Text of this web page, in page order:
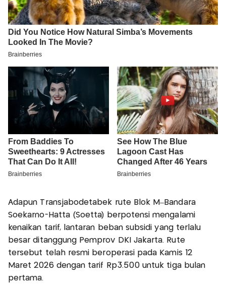
Adapun Transjabodetabek rute Blok M–Bandara
Soekarno-Hatta (Soetta) berpotensi mengalami
kenaikan tarif, lantaran beban subsidi yang terlalu
besar ditanggung Pemprov DKI Jakarta. Rute
tersebut telah resmi beroperasi pada Kamis 12
Maret 2026 dengan tarif Rp3.500 untuk tiga bulan
pertama.